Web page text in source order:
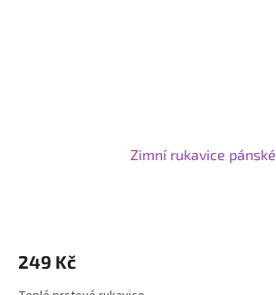
Zimní rukavice pánské
249 Kč